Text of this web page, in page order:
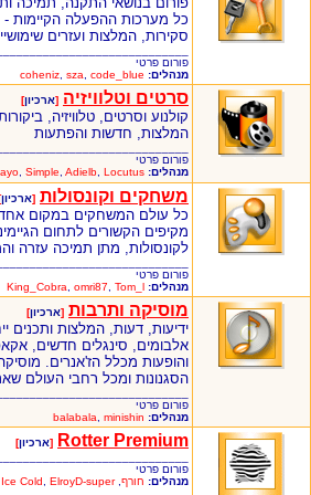
כל מערכות ההפעלה הקיימות - Windows, Linux ו Mac.
סקירות, המלצות ועזרים
פורום פרטי
מנהלים:
coheniz sza code_blue
סרטים וטלוויזיה [ארכיון]
קולנוע וסרטים, טלוויזיה,
המלצות, חדשות והפתעות
פורום פרטי
מנהלים:
Simple Adielb Locutus
משחקים וקונסולות [ארכיון
כל עולם המשחקים במקום
מקיפים הקשורים לתחום
לקונסולות, מתן תמיכה עזרה
פורום פרטי
מנהלים:
King_Cobra omri87 Tom_l
מוסיקה ותרבות [ארכיון]
ידיעות, דעות, המלצות ותכנים
אלבומים, סינגלים חדשים,
והופעות מכלל הז'אנרים.
הסגנונות ומכל רחבי העולם
פורום פרטי
מנהלים:
balabala minishin
Rotter Premium
[ארכיון]
פורום פרטי
מנהלים: חורף ,
Ice Cold ElroyD-super